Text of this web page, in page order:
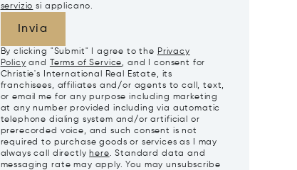
servizio si applicano.
Invia
By clicking "Submit" I agree to the Privacy
Policy and Terms of Service, and I consent for
Christie's International Real Estate, its
franchisees, affiliates and/or agents to call, text,
or email me for any purpose including marketing
at any number provided including via automatic
telephone dialing system and/or artificial or
prerecorded voice, and such consent is not
required to purchase goods or services as I may
always call directly here. Standard data and
messaging rate may apply. You may unsubscribe